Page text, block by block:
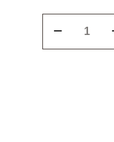
Pequeña